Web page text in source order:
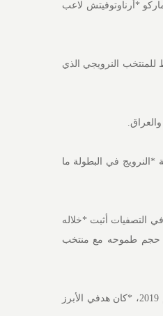
*أرناوتوفيتش لاعب
للمنتخب النرويجي الذي
في البطولة ما
التصفيات أثبت *خلاله
حجم طموحه مع منتخب
وقال لوسائل إعلام بريطانية الشهر الماضي: "منذ أن مشاركتي الأولى مع المنتخب الوطني عام 2019، *كان هدفي الأبرز